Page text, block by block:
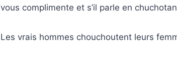
vous complimente et s’il parle en
Les vrais hommes chouchoutent leurs